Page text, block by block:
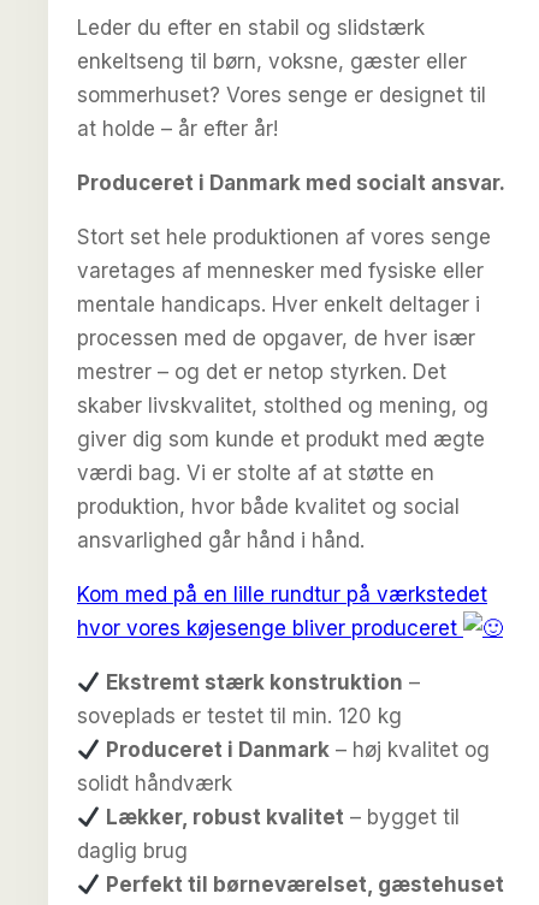
2.995,00 kr..
2.795,00 kr..
Leder du efter en stabil og slidstærk
enkeltseng til børn, voksne, gæster eller
sommerhuset? Vores senge er designet til
at holde – år efter år!
Produceret i Danmark med socialt ansvar.
Stort set hele produktionen af vores senge
varetages af mennesker med fysiske eller
mentale handicaps. Hver enkelt deltager i
processen med de opgaver, de hver især
mestrer – og det er netop styrken. Det
skaber livskvalitet, stolthed og mening, og
giver dig som kunde et produkt med ægte
værdi bag. Vi er stolte af at støtte en
produktion, hvor både kvalitet og social
ansvarlighed går hånd i hånd.
Kom med på en lille rundtur på værkstedet
hvor vores køjesenge bliver produceret
Ekstremt stærk konstruktion –
soveplads er testet til min. 120 kg
Produceret i Danmark – høj kvalitet og
solidt håndværk
Lækker, robust kvalitet – bygget til
daglig brug
Perfekt til børneværelset, gæstehuset